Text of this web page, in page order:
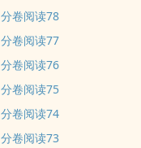
分卷阅读78
分卷阅读77
分卷阅读76
分卷阅读75
分卷阅读74
分卷阅读73